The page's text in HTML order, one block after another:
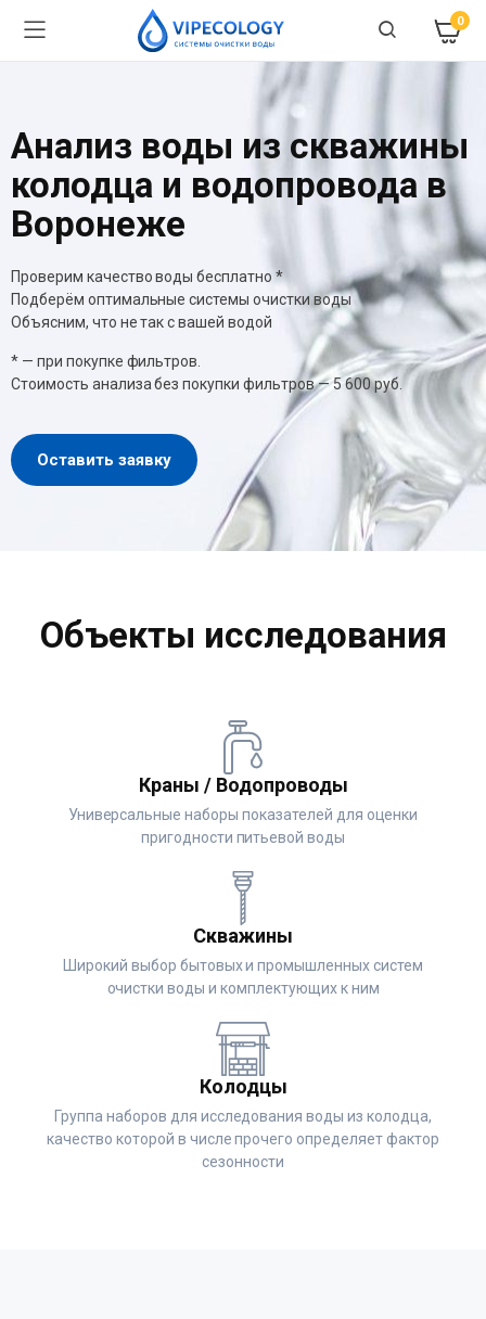
0
Анализ воды из скважины
колодца и водопровода в
Воронеже
Проверим качество воды бесплатно *
Подберём оптимальные системы очистки воды
Объясним, что не так с вашей водой
* — при покупке фильтров.
Стоимость анализа без покупки фильтров — 5 600 руб.
Оставить заявку
Объекты исследования
Краны / Водопроводы
Универсальные наборы показателей для оценки
пригодности питьевой воды
Скважины
Широкий выбор бытовых и промышленных систем
очистки воды и комплектующих к ним
Колодцы
Группа наборов для исследования воды из колодца,
качество которой в числе прочего определяет фактор
сезонности